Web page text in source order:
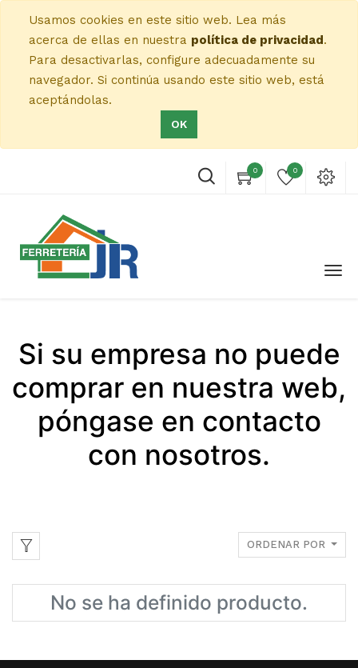
Usamos cookies en este sitio web. Lea más
acerca de ellas en nuestra política de privacidad.
Para desactivarlas, configure adecuadamente su
navegador. Si continúa usando este sitio web, está
aceptándolas.
OK
0 0
Si su empresa no puede
comprar en nuestra web,
póngase en contacto
con nosotros.
ORDENAR POR
No se ha definido producto.